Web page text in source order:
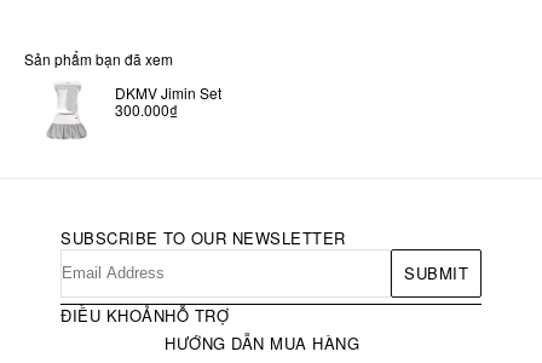
Sản phẩm bạn đã xem
DKMV Jimin Set
300.000₫
SUBSCRIBE TO OUR NEWSLETTER
SUBMIT
ĐIỀU KHOẢNHỖ TRỢ
HƯỚNG DẪN MUA HÀNG